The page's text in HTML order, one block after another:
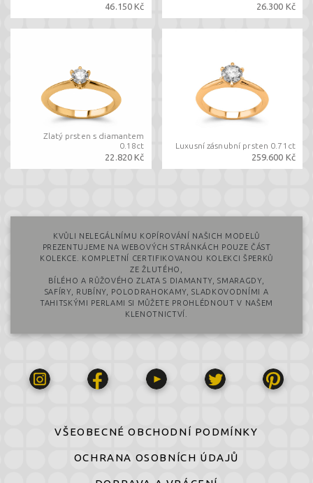
46.150 Kč 26.300 Kč
Zlatý prsten s diamantem
0.18ct
22.820 Kč
Luxusní zásnubní prsten 0.71ct
259.600 Kč
KVŮLI NELEGÁLNÍMU KOPÍROVÁNÍ NAŠICH MODELŮ
PREZENTUJEME NA WEBOVÝCH STRÁNKÁCH POUZE ČÁST
KOLEKCE. KOMPLETNÍ CERTIFIKOVANOU KOLEKCI ŠPERKŮ
ZE ŽLUTÉHO,
BÍLÉHO A RŮŽOVÉHO ZLATA S DIAMANTY, SMARAGDY,
SAFÍRY, RUBÍNY, POLODRAHOKAMY, SLADKOVODNÍMI A
TAHITSKÝMI PERLAMI SI MŮŽETE PROHLÉDNOUT V NAŠEM
KLENOTNICTVÍ.
VŠEOBECNÉ OBCHODNÍ PODMÍNKY
OCHRANA OSOBNÍCH ÚDAJŮ